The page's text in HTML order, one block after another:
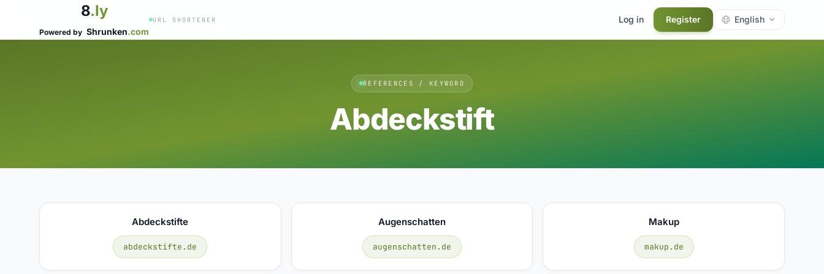
8.ly
Powered by Shrunken.com
URL SHORTENER Log in Register English
REFERENCES / KEYWORD
Abdeckstift
Abdeckstifte
abdeckstifte.de
Augenschatten
augenschatten.de
Makup
makup.de